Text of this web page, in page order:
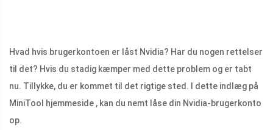
Hvad hvis brugerkontoen er låst Nvidia? Har du nogen rettelser
til det? Hvis du stadig kæmper med dette problem og er tabt
nu. Tillykke, du er kommet til det rigtige sted. I dette indlæg på
MiniTool hjemmeside , kan du nemt låse din Nvidia-brugerkonto
op.